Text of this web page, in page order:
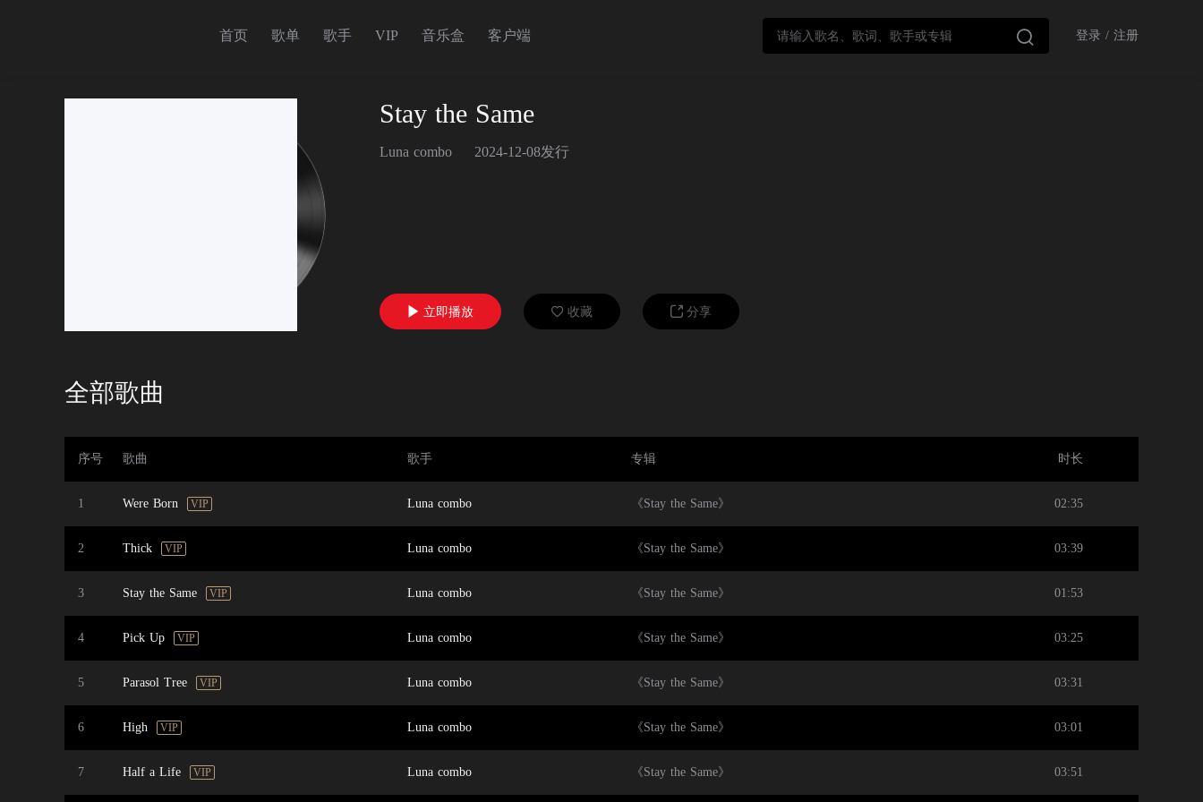
首页 歌单 歌手 VIP 音乐盒 客户端  登录 / 注册
Stay the Same
Luna combo 2024-12-08发行
 立即播放  收藏  分享
全部歌曲
序号 歌曲 歌手 专辑 时长
1 Were Born VIP Luna combo 《Stay the Same》 02:35
2 Thick VIP Luna combo 《Stay the Same》 03:39
3 Stay the Same VIP Luna combo 《Stay the Same》 01:53
4 Pick Up VIP Luna combo 《Stay the Same》 03:25
5 Parasol Tree VIP Luna combo 《Stay the Same》 03:31
6 High VIP Luna combo 《Stay the Same》 03:01
7 Half a Life VIP Luna combo 《Stay the Same》 03:51